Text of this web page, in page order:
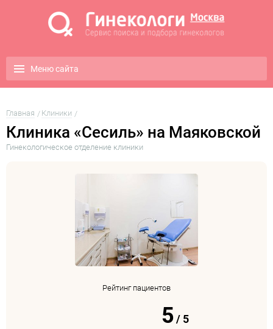
Меню сайта
Главная Клиники
Клиника «Сесиль» на Маяковской
Гинекологическое отделение клиники
Рейтинг пациентов
5/ 5